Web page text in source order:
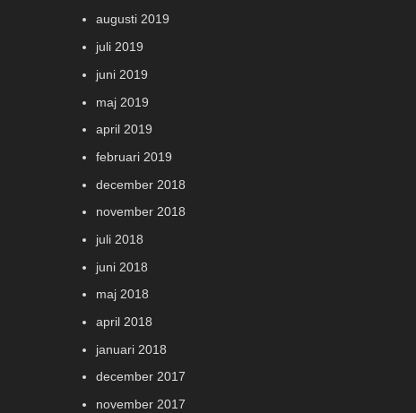
augusti 2019
juli 2019
juni 2019
maj 2019
april 2019
februari 2019
december 2018
november 2018
juli 2018
juni 2018
maj 2018
april 2018
januari 2018
december 2017
november 2017